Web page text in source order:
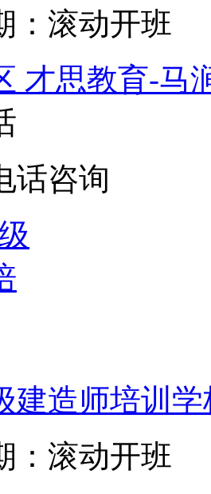
：滚动开班
才思教育-马
话咨询
建造师培训学
：滚动开班